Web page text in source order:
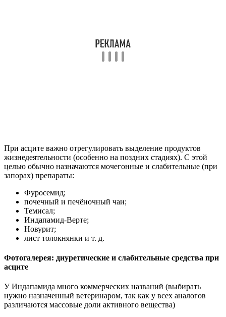
При асците важно отрегулировать выделение продуктов
жизнедеятельности (особенно на поздних стадиях). С этой
целью обычно назначаются мочегонные и слабительные (при
запорах) препараты:
Фуросемид;
почечный и печёночный чаи;
Темисал;
Индапамид-Верте;
Новурит;
лист толокнянки и т. д.
Фотогалерея: диуретические и слабительные средства при
асците
У Индапамида много коммерческих названий (выбирать
нужно назначенный ветеринаром, так как у всех аналогов
различаются массовые доли активного вещества)